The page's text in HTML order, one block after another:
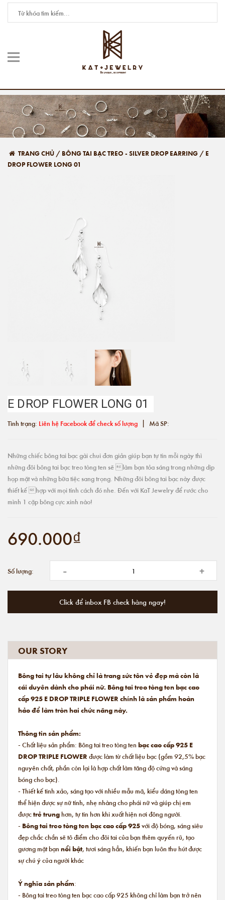
TRANG CHỦ / BÔNG TAI BẠC TREO - SILVER DROP EARRING / E
DROP FLOWER LONG 01
E DROP FLOWER LONG 01
Tình trạng: Liên hệ Facebook để check số lượng | Mã SP:
Những chiếc bông tai bạc gài chui đơn giản giúp bạn tự tin mỗi ngày thì
những đôi bông tai bạc treo tòng ten sẽ làm bạn tỏa sáng trong những dịp
họp mặt và những bữa tiệc sang trọng. Những đôi bông tai bạc này được
thiết kế hợp với mọi tính cách đó nhe. Đến với KaT Jewelry để rước cho
mình 1 cặp bông cực xinh nào!
690.000₫
Số lượng: - +
Click để inbox FB check hàng ngay!
OUR STORY
Bông tai tự lâu không chỉ là trang sức tôn vẻ đẹp mà còn là
cái duyên dành cho phái nữ. Bông tai treo tòng ten bạc cao
cấp 925 E DROP TRIPLE FLOWER chính là sản phẩm hoàn
hảo để làm tròn hai chức năng này.
Thông tin sản phẩm:
- Chất liệu sản phẩm: Bông tai treo tòng ten bạc cao cấp 925 E
DROP TRIPLE FLOWER được làm từ chất liệu bạc (gồm 92,5% bạc
nguyên chất, phần còn lại là hợp chất làm tăng độ cứng và sáng
bóng cho bạc).
- Thiết kế tinh xảo, sáng tạo với nhiều mẫu mã, kiểu dáng tòng ten
thể hiện được sự nữ tính, nhẹ nhàng cho phái nữ và giúp chị em
đượctrẻ trunghơn, tự tin hơn khi xuất hiện nơi đông người.
- Bông tai treo tòng ten bạc cao cấp 925với độ bóng, sáng siêu
đẹp chắc chắn sẽ tô điểm cho đôi tai của bạn thêm quyến rũ, tạo
gương mặt bạn nổi bật, tươi sáng hẳn, khiến bạn luôn thu hút được
sự chú ý của người khác
Ý nghĩa sản phẩm:
- Bông tai treo tòng ten bạc cao cấp 925 không chỉ làm bạn trở nên